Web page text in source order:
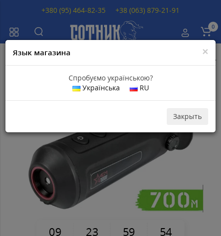
0
Тепловизор AGM ASP-
×
Язык магазина
Спробуємо українською?
Українська
RU
Закрыть
Популярный
09 23 59 54
+380 (95) 464-82-35 +38 (063) 879-21-91